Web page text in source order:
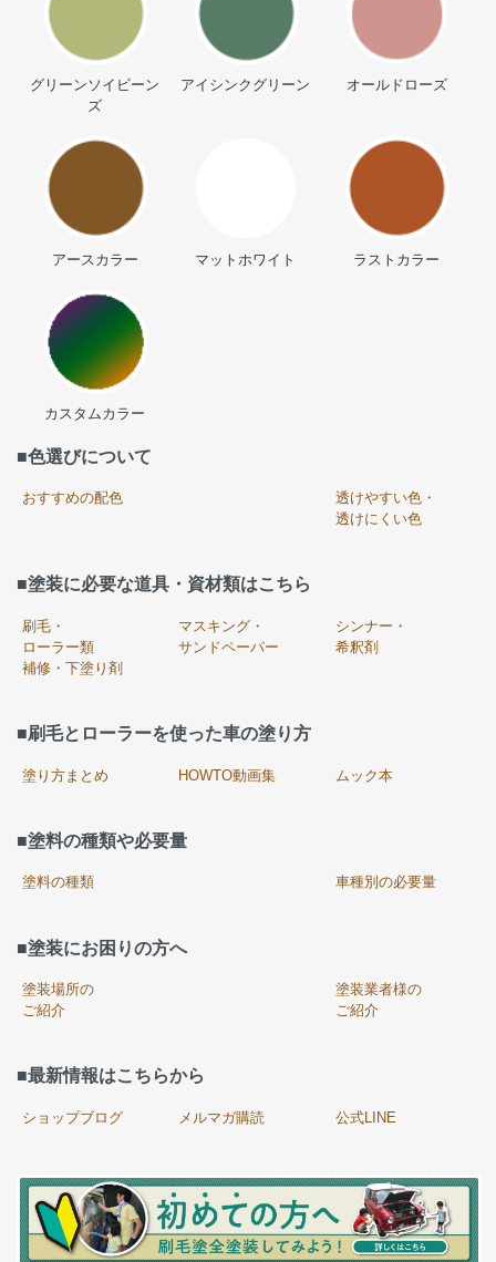
グリーンソイビーン
ズ
アイシンクグリーン オールドローズ
アースカラー マットホワイト ラストカラー
カスタムカラー
■色選びについて
おすすめの配色
透けやすい色・
透けにくい色
■塗装に必要な道具・資材類はこちら
刷毛・
ローラー類
マスキング・
サンドペーパー
シンナー・
希釈剤
補修・下塗り剤
■刷毛とローラーを使った車の塗り方
塗り方まとめ HOWTO動画集 ムック本
■塗料の種類や必要量
塗料の種類 車種別の必要量
■塗装にお困りの方へ
塗装場所の
ご紹介
塗装業者様の
ご紹介
■最新情報はこちらから
ショップブログ メルマガ購読 公式LINE